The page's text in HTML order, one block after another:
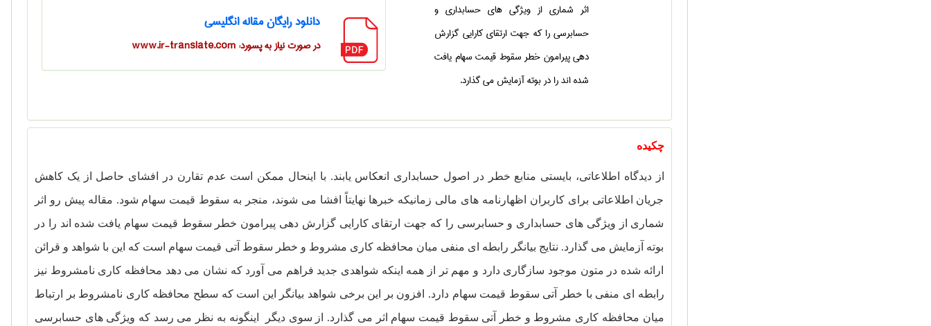
اثر شماری از ویژگی های حسابداری و
حسابرسی را که جهت ارتقای کارایی گزارش
دهی پیرامون خطر سقوط قیمت سهام یافت
شده اند را در بوته آزمایش می گذارد.
دانلود رایگان مقاله انگلیسی
در صورت نیاز به پسورد: www.ir-translate.com
چکیده
از دیدگاه اطلاعاتی، بایستی منابع خطر در اصول حسابداری انعکاس یابند. با اینحال ممکن است عدم تقارن در افشای حاصل از یک کاهش
جریان اطلاعاتی برای کاربران اظهارنامه ها­ی مالی زمانیکه خبرها نهایتاً افشا می شوند، منجر به سقوط قیمت سهام شود. مقاله پیش رو اثر
شماری از ویژگی های حسابداری و حسابرسی را که جهت ارتقای کارایی گزارش دهی پیرامون خطر سقوط قیمت سهام یافت شده اند را در
بوته آزمایش می گذارد. نتایج بیانگر رابطه ای منفی میان محافظه کاری مشروط و خطر سقوط آتی قیمت سهام است که این با شواهد و قرائن
ارائه شده در متون موجود سازگاری دارد و مهم تر از همه اینکه شواهدی جدید فراهم می آورد که نشان می دهد محافظه کاری نامشروط نیز
رابطه ای منفی با خطر آتی سقوط قیمت سهام دارد. افزون بر این برخی شواهد بیانگر این است که سطح محافظه کاری نامشروط بر ارتباط
میان محافظه کاری مشروط و خطر آتی سقوط قیمت سهام اثر می گذارد. از سوی دیگر اینگونه به نظر می رسد که ویژگی های حسابرسی